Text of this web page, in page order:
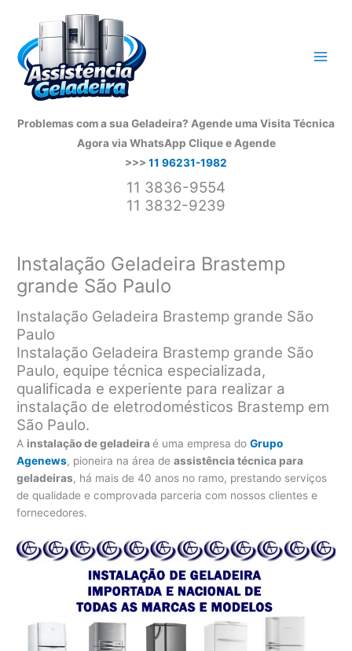
conteúdo
Problemas com a sua Geladeira? Agende uma Visita Técnica
Agora via WhatsApp Clique e Agende
>>> 11 96231-1982
11 3836-9554
11 3832-9239
Instalação Geladeira Brastemp
grande São Paulo
Instalação Geladeira Brastemp grande São
Paulo
Instalação Geladeira Brastemp grande São
Paulo, equipe técnica especializada,
qualificada e experiente para realizar a
instalação de eletrodomésticos Brastemp em
São Paulo.
A instalação de geladeiraé uma empresa doGrupo
Agenews, pioneira na área deassistência técnica para
geladeiras, há mais de 40 anos no ramo, prestando serviços
de qualidade e comprovada parceria com nossos clientes e
fornecedores.